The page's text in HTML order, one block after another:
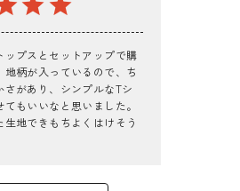
ップスとセットアップで購
地柄が入っているので、ち
さがあり、シンプルなTシ
てもいいなと思いました。
生地できもちよくはけそう